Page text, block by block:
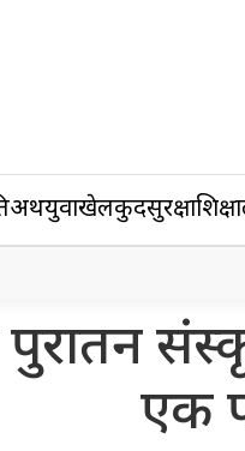
अर्थयुवाखेलकुदसुरक्षाशिक्षा
एक